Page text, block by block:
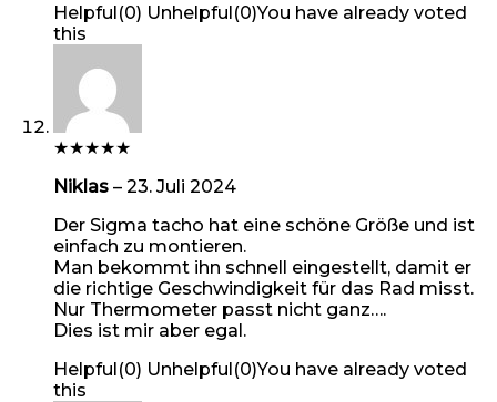
Helpful(0) Unhelpful(0)You have already voted
this
★★★★★
Niklas – 23. Juli 2024
Der Sigma tacho hat eine schöne Größe und ist
einfach zu montieren.
Man bekommt ihn schnell eingestellt, damit er
die richtige Geschwindigkeit für das Rad misst.
Nur Thermometer passt nicht ganz….
Dies ist mir aber egal.
Helpful(0) Unhelpful(0)You have already voted
this